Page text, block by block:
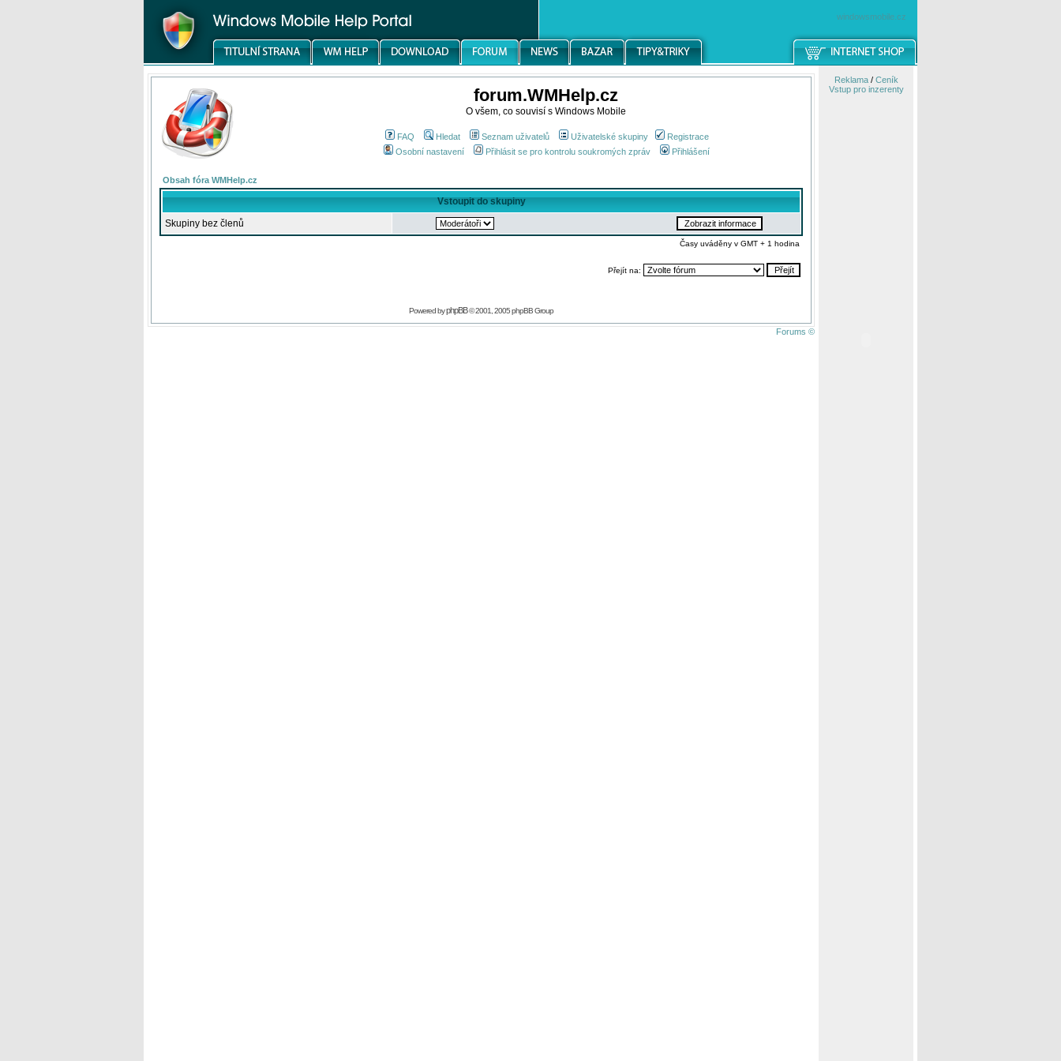
windowsmobile.cz
forum.WMHelp.cz
O všem, co souvisí s Windows Mobile
FAQ Hledat Seznam uživatelů Uživatelské skupiny
Registrace
Osobní nastavení
Přihlásit se pro kontrolu soukromých zpráv Přihlášení
Obsah fóra WMHelp.cz
Vstoupit do skupiny
Skupiny bez členů
Časy uváděny v GMT + 1 hodina
Přejít na:
Powered byphpBB© 2001, 2005 phpBB Group
Forums ©
Reklama/ Ceník
Vstup pro inzerenty